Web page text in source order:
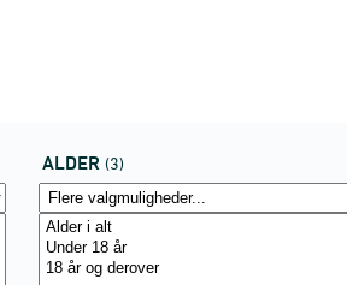
ALDER (3)